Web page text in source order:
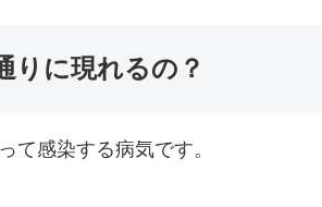
りに現れるの？
て感染する病気です。